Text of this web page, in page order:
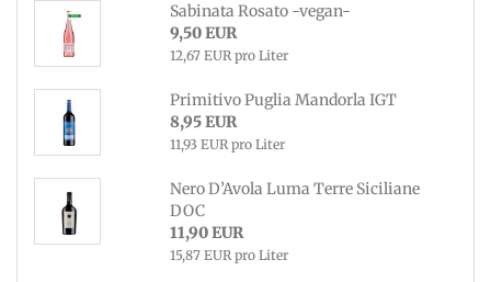
Sabinata Rosato -vegan-
9,50 EUR
12,67 EUR pro Liter
Primitivo Puglia Mandorla IGT
8,95 EUR
11,93 EUR pro Liter
Nero D’Avola Luma Terre Siciliane
DOC
11,90 EUR
15,87 EUR pro Liter